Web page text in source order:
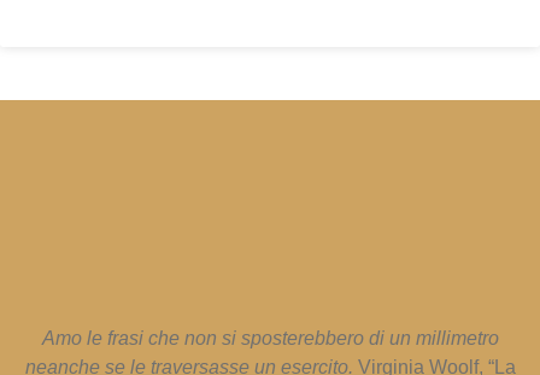
Amo le frasi che non si sposterebbero di un millimetro
neanche se le traversasse un esercito. Virginia Woolf, “La